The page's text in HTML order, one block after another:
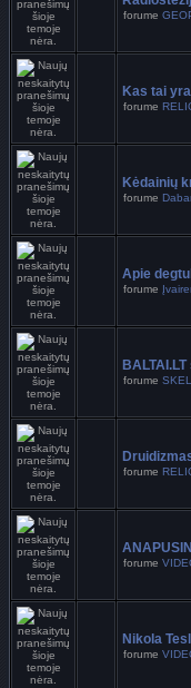
forume
Kas tai
forume
Kėdainių
forume
Apie
forume
forume
forume
forume
Nikola
forume